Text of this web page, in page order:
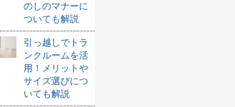
のしのマナーに
ついても解説
引っ越しでトラ
ンクルームを活
用！メリットや
サイズ選びにつ
いても解説